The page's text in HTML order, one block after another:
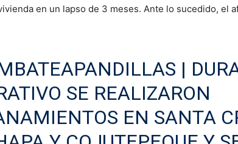
en un lapso de 3 meses. Ante lo sucedido, el
|
SE REALIZARON
EN SANTA